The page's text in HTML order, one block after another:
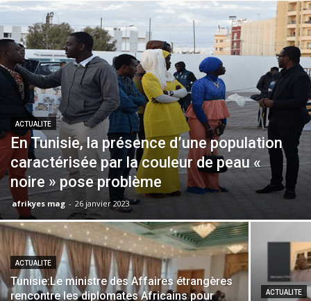
ACTUALITE
En Tunisie, la présence d’une population
caractérisée par la couleur de peau «
noire » pose problème
afrikyes mag - 26 janvier 2023
ACTUALITE
Tunisie:Le ministre des Affaires étrangères
rencontre les diplomates Africains pour
ACTUALITE